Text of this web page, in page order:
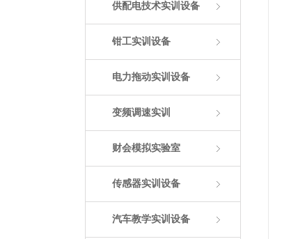
供配电技术实训设备
钳工实训设备
电力拖动实训设备
变频调速实训
财会模拟实验室
传感器实训设备
汽车教学实训设备